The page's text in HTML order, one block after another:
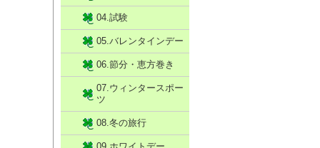
04.試験
05.バレンタインデー
06.節分・恵方巻き
07.ウィンタースポー
ツ
08.冬の旅行
09.ホワイトデー